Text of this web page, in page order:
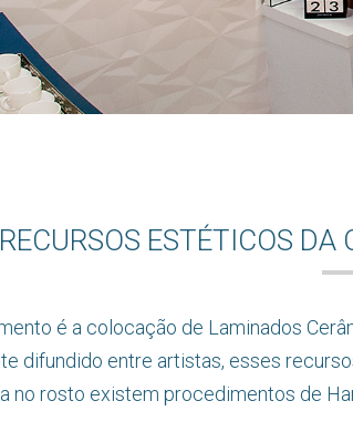
RECURSOS ESTÉTICOS
é a colocação de Laminados
difundido entre artistas, esses
no rosto existem procedimentos de